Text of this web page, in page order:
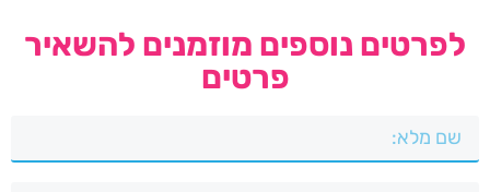
לפרטים נוספים מוזמנים להשאיר
פרטים